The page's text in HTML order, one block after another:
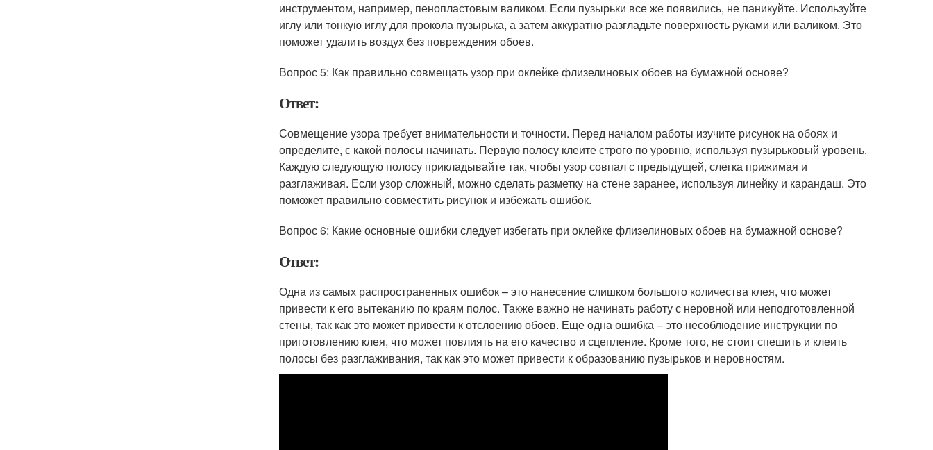
инструментом, например, пенопластовым валиком. Если пузырьки все же появились, не паникуйте. Используйте
иглу или тонкую иглу для прокола пузырька, а затем аккуратно разгладьте поверхность руками или валиком. Это
поможет удалить воздух без повреждения обоев.
Вопрос 5: Как правильно совмещать узор при оклейке флизелиновых обоев на бумажной основе?
Ответ:
Совмещение узора требует внимательности и точности. Перед началом работы изучите рисунок на обоях и
определите, с какой полосы начинать. Первую полосу клеите строго по уровню, используя пузырьковый уровень.
Каждую следующую полосу прикладывайте так, чтобы узор совпал с предыдущей, слегка прижимая и
разглаживая. Если узор сложный, можно сделать разметку на стене заранее, используя линейку и карандаш. Это
поможет правильно совместить рисунок и избежать ошибок.
Вопрос 6: Какие основные ошибки следует избегать при оклейке флизелиновых обоев на бумажной основе?
Ответ:
Одна из самых распространенных ошибок – это нанесение слишком большого количества клея, что может
привести к его вытеканию по краям полос. Также важно не начинать работу с неровной или неподготовленной
стены, так как это может привести к отслоению обоев. Еще одна ошибка – это несоблюдение инструкции по
приготовлению клея, что может повлиять на его качество и сцепление. Кроме того, не стоит спешить и клеить
полосы без разглаживания, так как это может привести к образованию пузырьков и неровностям.